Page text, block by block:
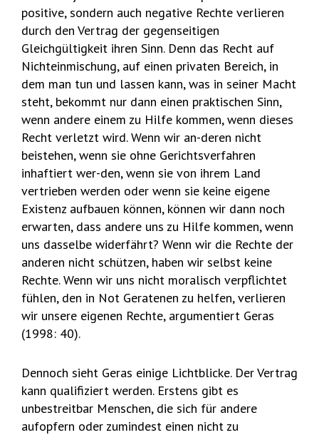
positive, sondern auch negative Rechte verlieren
durch den Vertrag der gegenseitigen
Gleichgültigkeit ihren Sinn. Denn das Recht auf
Nichteinmischung, auf einen privaten Bereich, in
dem man tun und lassen kann, was in seiner Macht
steht, bekommt nur dann einen praktischen Sinn,
wenn andere einem zu Hilfe kommen, wenn dieses
Recht verletzt wird. Wenn wir an-deren nicht
beistehen, wenn sie ohne Gerichtsverfahren
inhaftiert wer-den, wenn sie von ihrem Land
vertrieben werden oder wenn sie keine eigene
Existenz aufbauen können, können wir dann noch
erwarten, dass andere uns zu Hilfe kommen, wenn
uns dasselbe widerfährt? Wenn wir die Rechte der
anderen nicht schützen, haben wir selbst keine
Rechte. Wenn wir uns nicht moralisch verpflichtet
fühlen, den in Not Geratenen zu helfen, verlieren
wir unsere eigenen Rechte, argumentiert Geras
(1998: 40).
Dennoch sieht Geras einige Lichtblicke. Der Vertrag
kann qualifiziert werden. Erstens gibt es
unbestreitbar Menschen, die sich für andere
aufopfern oder zumindest einen nicht zu